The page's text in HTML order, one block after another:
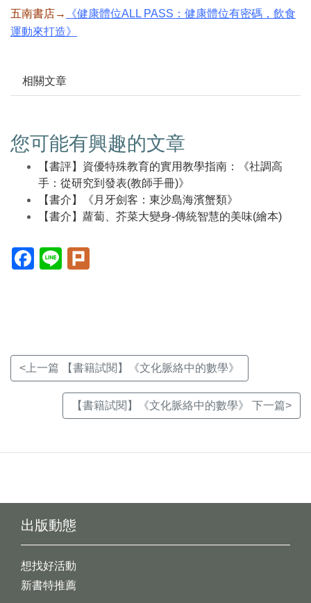
五南書店→
《健康體位ALL PASS：健康體位有密碼，飲食
運動來打造》
相關文章
您可能有興趣的文章
【書評】資優特殊教育的實用教學指南：《社調高
手：從研究到發表(教師手冊)》
【書介】《月牙劍客：東沙島海濱蟹類》
【書介】蘿蔔、芥菜大變身-傳統智慧的美味(繪本)
Facebook(另
開
Line(另
開
<上一篇 【書籍試閱】《文化脈絡中的數學》
【書籍試閱】《文化脈絡中的數學》 下一篇>
出版動態
想找好活動
新書特推薦